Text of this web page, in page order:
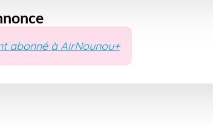
abonné à AirNounou+